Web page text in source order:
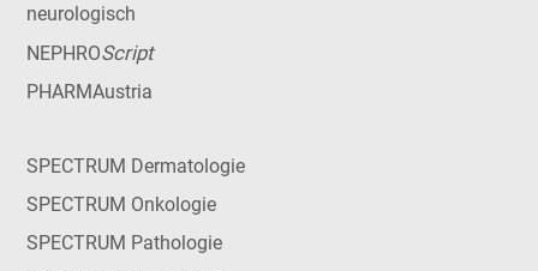
neurologisch
NEPHROScript
PHARMAustria
SPECTRUM Dermatologie
SPECTRUM Onkologie
SPECTRUM Pathologie